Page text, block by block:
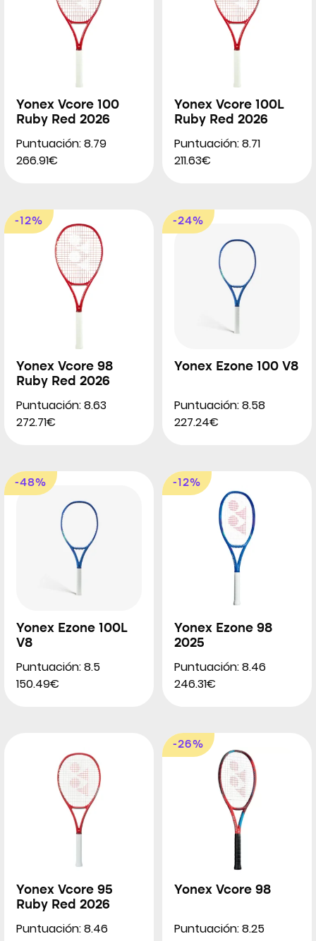
Yonex Vcore 100
Ruby Red 2026
Puntuación: 8.79
266.91€
Yonex Vcore 100L
Ruby Red 2026
Puntuación: 8.71
211.63€
-12%
Yonex Vcore 98
Ruby Red 2026
Puntuación: 8.63
272.71€
-24%
Yonex Ezone 100 V8
Puntuación: 8.58
227.24€
-48%
Yonex Ezone 100L
V8
Puntuación: 8.5
150.49€
-12%
Yonex Ezone 98
2025
Puntuación: 8.46
246.31€
Yonex Vcore 95
Ruby Red 2026
Puntuación: 8.46
-26%
Yonex Vcore 98
Puntuación: 8.25